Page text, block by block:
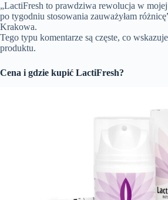
„LactiFresh to prawdziwa rewolucja w
po tygodniu stosowania zauważyłam
Krakowa.
Tego typu komentarze są częste, co
produktu.
Cena i gdzie kupić LactiFresh?